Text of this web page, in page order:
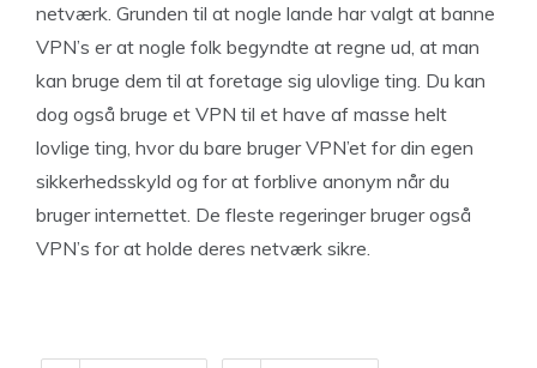
netværk. Grunden til at nogle lande har valgt at banne
VPN’s er at nogle folk begyndte at regne ud, at man
kan bruge dem til at foretage sig ulovlige ting. Du kan
dog også bruge et VPN til et have af masse helt
lovlige ting, hvor du bare bruger VPN’et for din egen
sikkerhedsskyld og for at forblive anonym når du
bruger internettet. De fleste regeringer bruger også
VPN’s for at holde deres netværk sikre.